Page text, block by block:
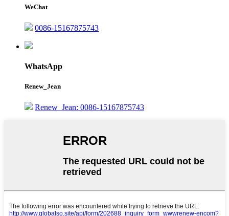
WeChat
0086-15167875743
WhatsApp
Renew_Jean
Renew_Jean: 0086-15167875743